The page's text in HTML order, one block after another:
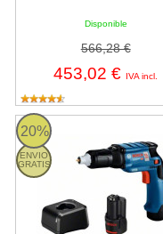
Disponible
566,28 €
453,02 € IVA incl.
20%
ENVIO
GRATIS
Bosch GTB 12V-11